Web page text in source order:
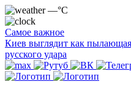
—°C
Самое важное
Киев выглядит как
русского удара